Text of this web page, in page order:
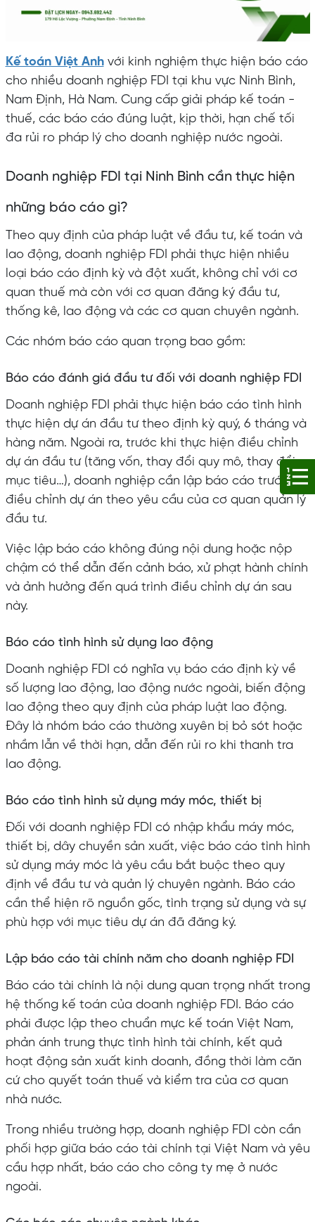
Kế toán Việt Anhvới kinh nghiệm thực hiện báo cáo
cho nhiều doanh nghiệp FDI tại khu vực Ninh Bình,
Nam Định, Hà Nam. Cung cấp giải pháp kế toán -
thuế, các báo cáo đúng luật, kịp thời, hạn chế tối
đa rủi ro pháp lý cho doanh nghiệp nước ngoài.
Doanh nghiệp FDI tại Ninh Bình cần thực hiện
những báo cáo gì?
Theo quy định của pháp luật về đầu tư, kế toán và
lao động, doanh nghiệp FDI phải thực hiện nhiều
loại báo cáo định kỳ và đột xuất, không chỉ với cơ
quan thuế mà còn với cơ quan đăng ký đầu tư,
thống kê, lao động và các cơ quan chuyên ngành.
Các nhóm báo cáo quan trọng bao gồm:
Báo cáo đánh giá đầu tư đối với doanh nghiệp FDI
Doanh nghiệp FDI phải thực hiện báo cáo tình hình
thực hiện dự án đầu tư theo định kỳ quý, 6 tháng và
hàng năm. Ngoài ra, trước khi thực hiện điều chỉnh
dự án đầu tư (tăng vốn, thay đổi quy mô, thay đổi
mục tiêu…), doanh nghiệp cần lập báo cáo trước
điều chỉnh dự án theo yêu cầu của cơ quan quản lý
đầu tư.
Việc lập báo cáo không đúng nội dung hoặc nộp
chậm có thể dẫn đến cảnh báo, xử phạt hành chính
và ảnh hưởng đến quá trình điều chỉnh dự án sau
này.
Báo cáo tình hình sử dụng lao động
Doanh nghiệp FDI có nghĩa vụ báo cáo định kỳ về
số lượng lao động, lao động nước ngoài, biến động
lao động theo quy định của pháp luật lao động.
Đây là nhóm báo cáo thường xuyên bị bỏ sót hoặc
nhầm lẫn về thời hạn, dẫn đến rủi ro khi thanh tra
lao động.
Báo cáo tình hình sử dụng máy móc, thiết bị
Đối với doanh nghiệp FDI có nhập khẩu máy móc,
thiết bị, dây chuyền sản xuất, việc báo cáo tình hình
sử dụng máy móc là yêu cầu bắt buộc theo quy
định về đầu tư và quản lý chuyên ngành. Báo cáo
cần thể hiện rõ nguồn gốc, tình trạng sử dụng và sự
phù hợp với mục tiêu dự án đã đăng ký.
Lập báo cáo tài chính năm cho doanh nghiệp FDI
Báo cáo tài chính là nội dung quan trọng nhất trong
hệ thống kế toán của doanh nghiệp FDI. Báo cáo
phải được lập theo chuẩn mực kế toán Việt Nam,
phản ánh trung thực tình hình tài chính, kết quả
hoạt động sản xuất kinh doanh, đồng thời làm căn
cứ cho quyết toán thuế và kiểm tra của cơ quan
nhà nước.
Trong nhiều trường hợp, doanh nghiệp FDI còn cần
phối hợp giữa báo cáo tài chính tại Việt Nam và yêu
cầu hợp nhất, báo cáo cho công ty mẹ ở nước
ngoài.